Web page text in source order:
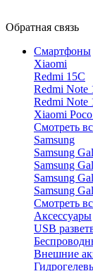
Обратная связь
Смартфоны
Xiaomi
Redmi 15C
Redmi Note
Redmi Note
Xiaomi
Смотреть
Samsung
Samsung
Samsung
Samsung
Samsung
Смотреть
Аксессуары
USB
Внешние